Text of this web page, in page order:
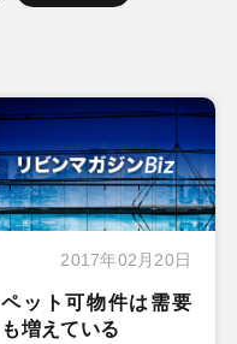
2017年02月20日
ペット可物件は需要
も増えている